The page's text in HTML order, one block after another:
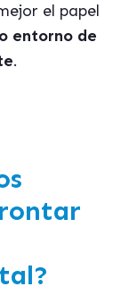
el papel
entorno de
.